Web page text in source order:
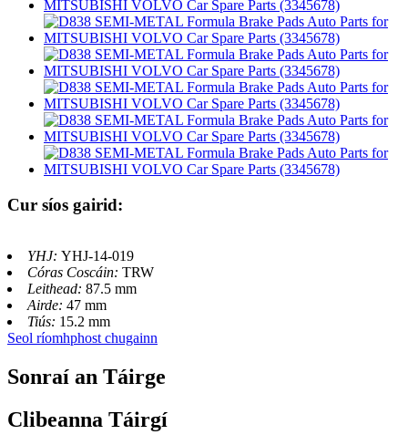
Cur síos gairid:
YHJ: YHJ-14-019
Córas Coscáin: TRW
Leithead: 87.5 mm
Airde: 47 mm
Tiús: 15.2 mm
Seol ríomhphost chugainn
Sonraí an Táirge
Clibeanna Táirgí